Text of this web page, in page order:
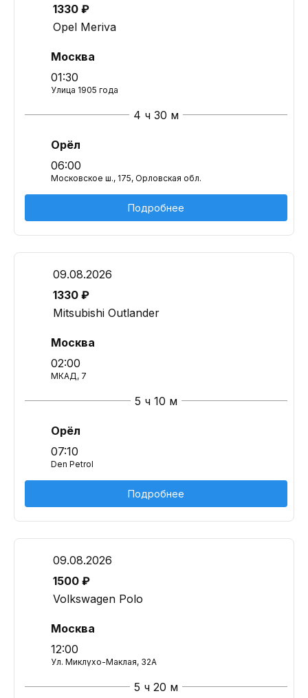
1330 ₽
Opel Meriva
Москва
01:30
Улица 1905 года
4 ч 30 м
Орёл
06:00
Московское ш., 175, Орловская обл.
Подробнее
09.08.2026
1330 ₽
Mitsubishi Outlander
Москва
02:00
МКАД, 7
5 ч 10 м
Орёл
07:10
Den Petrol
Подробнее
09.08.2026
1500 ₽
Volkswagen Polo
Москва
12:00
Ул. Миклухо-Маклая, 32A
5 ч 20 м